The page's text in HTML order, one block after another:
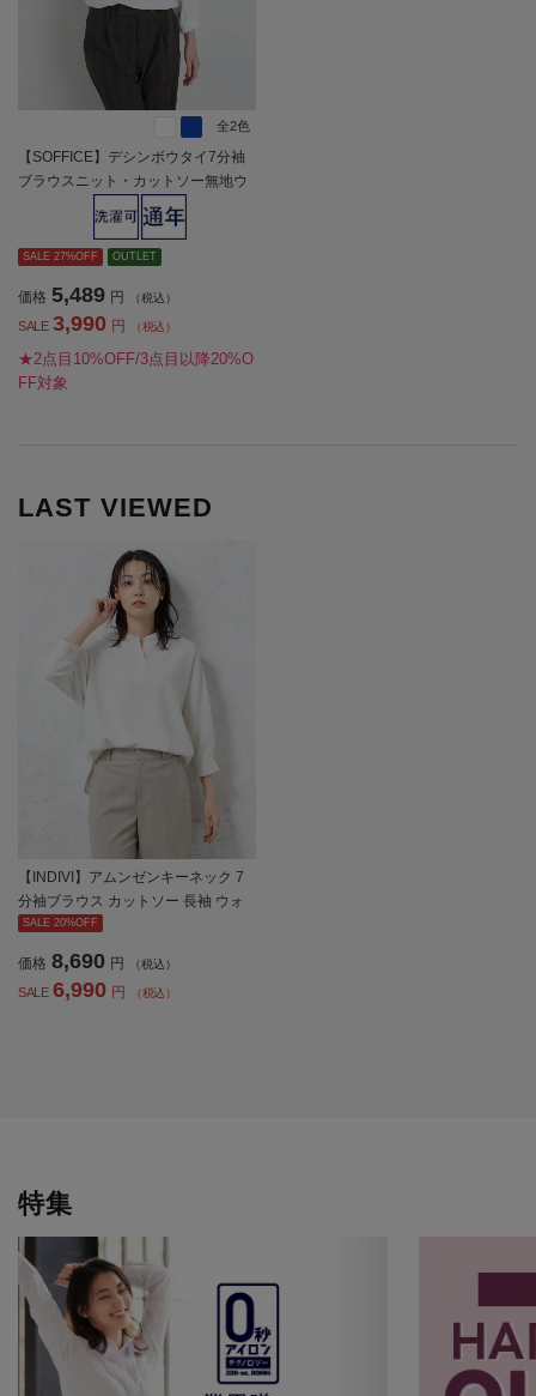
全2色
【SOFFICE】デシンボウタイ7分袖
ブラウスニット・カットソー無地ウ
ォッシャブル通年【レディース】
SALE 27%OFF OUTLET
価格 5,489 円 （税込）
SALE 3,990 円 （税込）
★2点目10%OFF/3点目以降20%O
FF対象
LAST VIEWED
【INDIVI】アムンゼンキーネック 7
分袖ブラウス カットソー 長袖 ウォ
ッシャブル 通年 【レディース】
SALE 20%OFF
価格 8,690 円 （税込）
SALE 6,990 円 （税込）
特集